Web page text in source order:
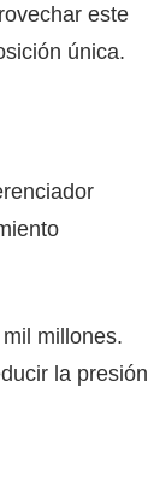
este
única.
millones.
la presión